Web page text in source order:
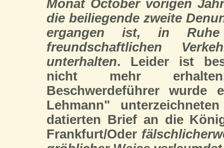
Monat October vorigen
die beiliegende zweite
ergangen ist, in
freundschaftlichen
unterhalten. Leider ist
nicht mehr
Beschwerdeführer
Lehmann"
datierten Brief an die
Frankfurt/Oder